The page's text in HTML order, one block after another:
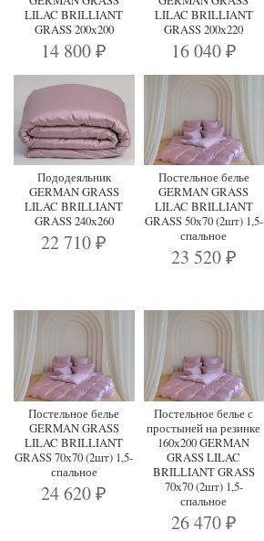
LILAC BRILLIANT
GRASS 200х200
14 800₽
LILAC BRILLIANT
GRASS 200х220
16 040 ₽
Пододеяльник
GERMAN GRASS
LILAC BRILLIANT
GRASS 240х260
22 710₽
Постельное белье
GERMAN GRASS
LILAC BRILLIANT
GRASS 50х70 (2шт) 1,5-
спальное
23 520 ₽
Постельное белье
GERMAN GRASS
LILAC BRILLIANT
GRASS 70х70 (2шт) 1,5-
спальное
24 620₽
Постельное белье с
простыней на резинке
160х200 GERMAN
GRASS LILAC
BRILLIANT GRASS
70х70 (2шт) 1,5-
спальное
26 470 ₽